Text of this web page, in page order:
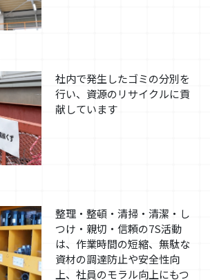
社内で発生したゴミの分別を
行い、資源のリサイクルに貢
献しています
整理・整頓・清掃・清潔・し
つけ・親切・信頼の7S活動
は、作業時間の短縮、無駄な
資材の調達防止や安全性向
上、社員のモラル向上にもつ